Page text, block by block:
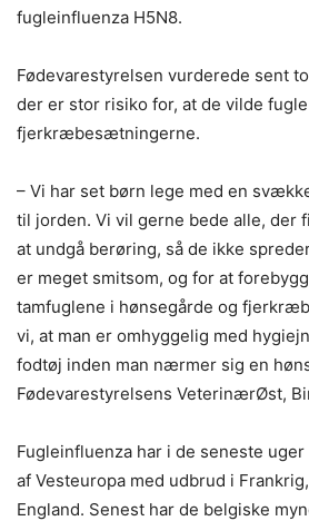
fugleinfluenza H5N8.
Fødevarestyrelsen vurderede sent
der er stor risiko for, at de vilde
fjerkræbesætningerne.
– Vi har set børn lege med en
til jorden. Vi vil gerne bede alle, der
at undgå berøring, så de ikke
er meget smitsom, og for at
tamfuglene i hønsegårde og
vi, at man er omhyggelig med
fodtøj inden man nærmer sig en
Fødevarestyrelsens VeterinærØst,
Fugleinfluenza har i de seneste
af Vesteuropa med udbrud i
England. Senest har de belgiske